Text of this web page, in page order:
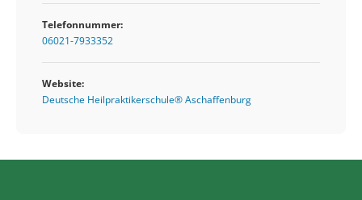
Telefonnummer:
06021-7933352
Website:
Deutsche Heilpraktikerschule® Aschaffenburg